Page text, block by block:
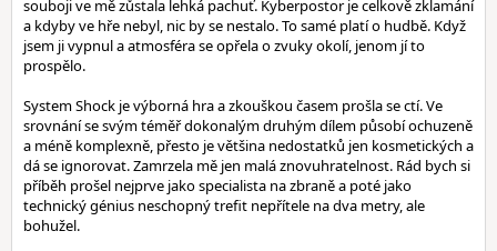
souboji ve mě zůstala lehká pachuť. Kyberpostor je celkově zklamání
a kdyby ve hře nebyl, nic by se nestalo. To samé platí o hudbě. Když
jsem ji vypnul a atmosféra se opřela o zvuky okolí, jenom jí to
prospělo.
System Shock je výborná hra a zkouškou časem prošla se ctí. Ve
srovnání se svým téměř dokonalým druhým dílem působí ochuzeně
a méně komplexně, přesto je většina nedostatků jen kosmetických a
dá se ignorovat. Zamrzela mě jen malá znovuhratelnost. Rád bych si
příběh prošel nejprve jako specialista na zbraně a poté jako
technický génius neschopný trefit nepřítele na dva metry, ale
bohužel.